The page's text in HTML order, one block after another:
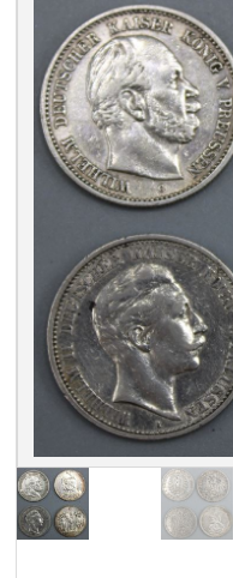
ÜBER UNS
KONTAKT
NEWSLETTER